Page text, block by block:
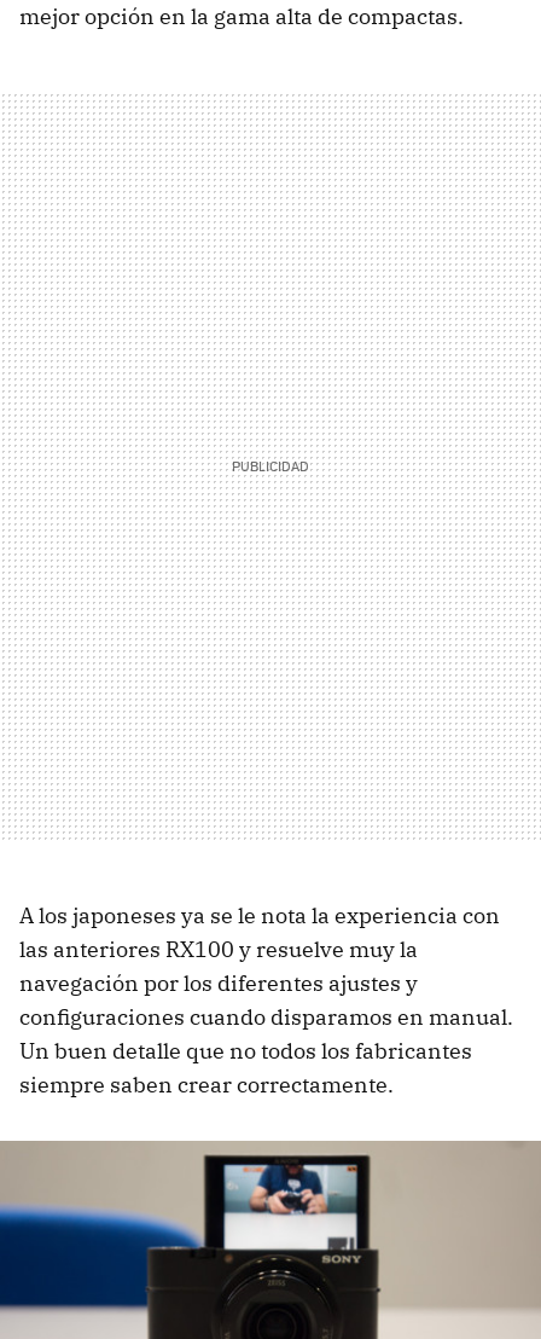
mejor opción en la gama alta de compactas.
A los japoneses ya se le nota la experiencia con
las anteriores RX100 y resuelve muy la
navegación por los diferentes ajustes y
configuraciones cuando disparamos en manual.
Un buen detalle que no todos los fabricantes
siempre saben crear correctamente.